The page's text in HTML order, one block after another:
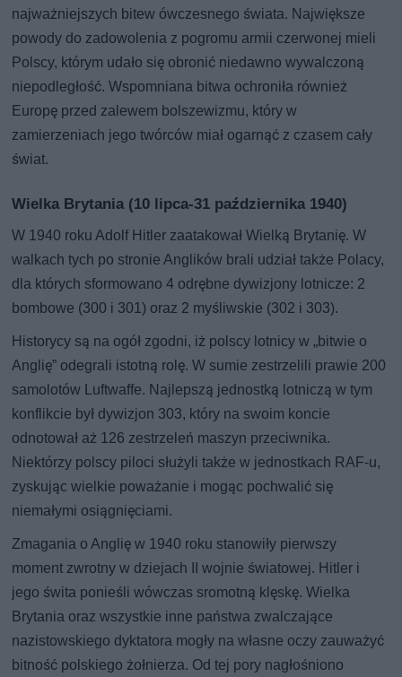
najważniejszych bitew ówczesnego świata. Największe
powody do zadowolenia z pogromu armii czerwonej mieli
Polscy, którym udało się obronić niedawno wywalczoną
niepodległość. Wspomniana bitwa ochroniła również
Europę przed zalewem bolszewizmu, który w
zamierzeniach jego twórców miał ogarnąć z czasem cały
świat.
Wielka Brytania (10 lipca-31 października 1940)
W 1940 roku Adolf Hitler zaatakował Wielką Brytanię. W
walkach tych po stronie Anglików brali udział także Polacy,
dla których sformowano 4 odrębne dywizjony lotnicze: 2
bombowe (300 i 301) oraz 2 myśliwskie (302 i 303).
Historycy są na ogół zgodni, iż polscy lotnicy w „bitwie o
Anglię” odegrali istotną rolę. W sumie zestrzelili prawie 200
samolotów Luftwaffe. Najlepszą jednostką lotniczą w tym
konflikcie był dywizjon 303, który na swoim koncie
odnotował aż 126 zestrzeleń maszyn przeciwnika.
Niektórzy polscy piloci służyli także w jednostkach RAF-u,
zyskując wielkie poważanie i mogąc pochwalić się
niemałymi osiągnięciami.
Zmagania o Anglię w 1940 roku stanowiły pierwszy
moment zwrotny w dziejach II wojnie światowej. Hitler i
jego świta ponieśli wówczas sromotną klęskę. Wielka
Brytania oraz wszystkie inne państwa zwalczające
nazistowskiego dyktatora mogły na własne oczy zauważyć
bitność polskiego żołnierza. Od tej pory nagłośniono